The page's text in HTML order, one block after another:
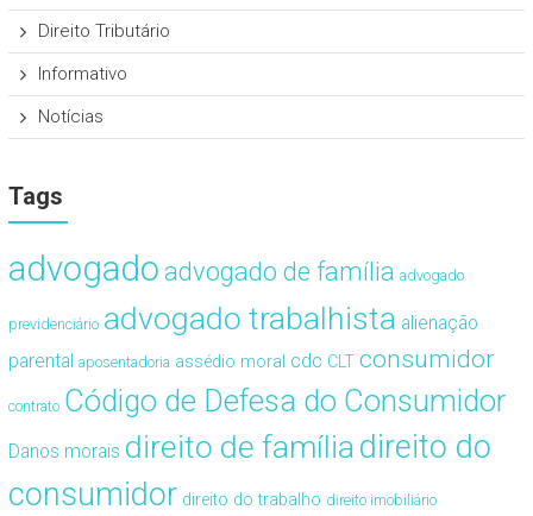
Direito Tributário
Informativo
Notícias
Tags
advogado advogado de família advogado
previdenciário advogado trabalhista alienação
parental aposentadoria assédio moral cdc CLT consumidor
contrato Código de Defesa do Consumidor
Danos morais direito de famíliadireito do
consumidor direito do trabalho direito imobiliário